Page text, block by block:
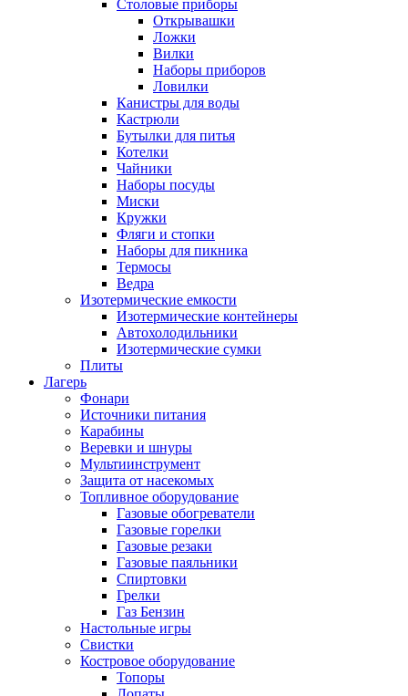
Столовые приборы
Открывашки
Ложки
Вилки
Наборы приборов
Ловилки
Канистры для воды
Кастрюли
Бутылки для питья
Котелки
Чайники
Наборы посуды
Миски
Кружки
Фляги и стопки
Наборы для пикника
Термосы
Ведра
Изотермические емкости
Изотермические контейнеры
Автохолодильники
Изотермические сумки
Плиты
Лагерь
Фонари
Источники питания
Карабины
Веревки и шнуры
Мультиинструмент
Защита от насекомых
Топливное оборудование
Газовые обогреватели
Газовые горелки
Газовые резаки
Газовые паяльники
Спиртовки
Грелки
Газ Бензин
Настольные игры
Свистки
Костровое оборудование
Топоры